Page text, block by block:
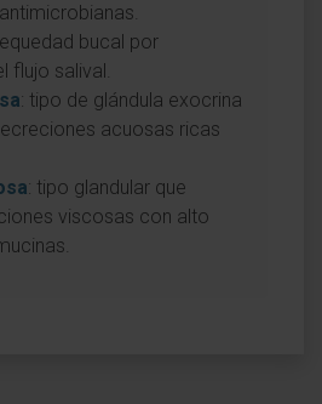
bucal por
flujo salival.
: tipo de glándula exocrina
acuosas ricas
: tipo glandular que
viscosas con alto